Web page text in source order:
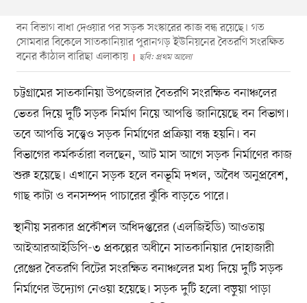
বন বিভাগ বাধা দেওয়ার পর সড়ক সংস্কারের কাজ বন্ধ রয়েছে। গত
সোমবার বিকেলে সাতকানিয়ার পুরানগড় ইউনিয়নের বৈতরণি সংরক্ষিত
বনের কাঁঠাল বারিছা এলাকায়
ছবি: প্রথম আলো
চট্টগ্রামের সাতকানিয়া উপজেলার বৈতরণি সংরক্ষিত বনাঞ্চলের
ভেতর দিয়ে দুটি সড়ক নির্মাণ নিয়ে আপত্তি জানিয়েছে বন বিভাগ।
তবে আপত্তি সত্ত্বেও সড়ক নির্মাণের প্রক্রিয়া বন্ধ হয়নি। বন
বিভাগের কর্মকর্তারা বলছেন, আট মাস আগে সড়ক নির্মাণের কাজ
শুরু হয়েছে। এখানে সড়ক হলে বনভূমি দখল, অবৈধ অনুপ্রবেশ,
গাছ কাটা ও বনসম্পদ পাচারের ঝুঁকি বাড়তে পারে।
স্থানীয় সরকার প্রকৌশল অধিদপ্তরের (এলজিইডি) আওতায়
আইআরআইডিপি-৩ প্রকল্পের অধীনে সাতকানিয়ার দোহাজারী
রেঞ্জের বৈতরণি বিটের সংরক্ষিত বনাঞ্চলের মধ্য দিয়ে দুটি সড়ক
নির্মাণের উদ্যোগ নেওয়া হয়েছে। সড়ক দুটি হলো বড়ুয়া পাড়া